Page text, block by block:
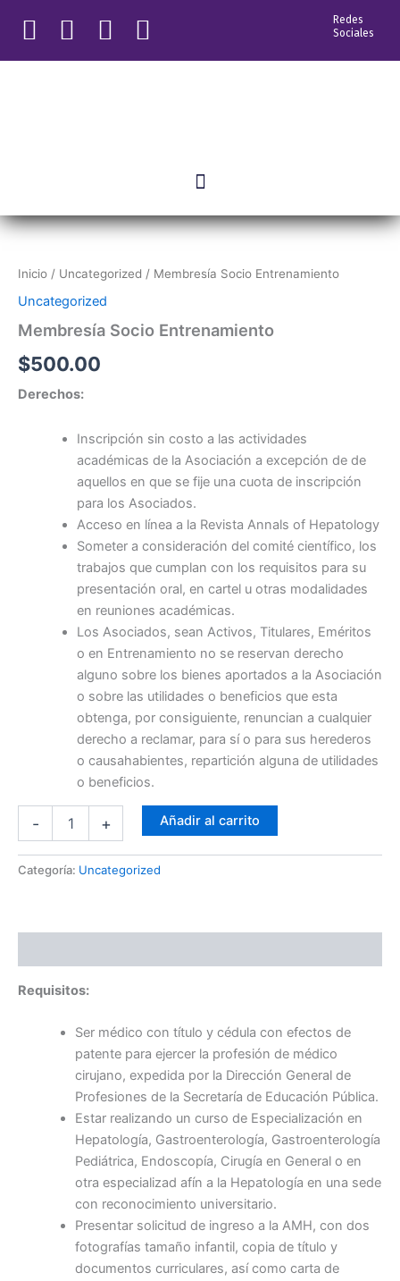
Redes
Sociales
Inicio / Uncategorized / Membresía Socio Entrenamiento
Uncategorized
Membresía Socio Entrenamiento
$500.00
Derechos:
Inscripción sin costo a las actividades
académicas de la Asociación a excepción de de
aquellos en que se fije una cuota de inscripción
para los Asociados.
Acceso en línea a la Revista Annals of Hepatology
Someter a consideración del comité científico, los
trabajos que cumplan con los requisitos para su
presentación oral, en cartel u otras modalidades
en reuniones académicas.
Los Asociados, sean Activos, Titulares, Eméritos
o en Entrenamiento no se reservan derecho
alguno sobre los bienes aportados a la Asociación
o sobre las utilidades o beneficios que esta
obtenga, por consiguiente, renuncian a cualquier
derecho a reclamar, para sí o para sus herederos
o causahabientes, repartición alguna de utilidades
o beneficios.
-
Membresía
cantidad
+ Añadir al carrito
Categoría: Uncategorized
Requisitos:
Ser médico con título y cédula con efectos de
patente para ejercer la profesión de médico
cirujano, expedida por la Dirección General de
Profesiones de la Secretaría de Educación Pública.
Estar realizando un curso de Especialización en
Hepatología, Gastroenterología, Gastroenterología
Pediátrica, Endoscopía, Cirugía en General o en
otra especializad afín a la Hepatología en una sede
con reconocimiento universitario.
Presentar solicitud de ingreso a la AMH, con dos
fotografías tamaño infantil, copia de título y
documentos curriculares, así como carta de